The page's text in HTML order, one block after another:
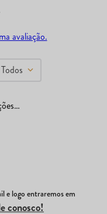
avaliação.
Todos
e logo entraremos em
conosco!